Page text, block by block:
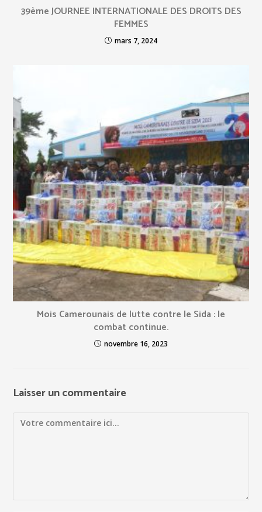
39ème JOURNEE INTERNATIONALE DES DROITS DES
FEMMES
mars 7, 2024
Mois Camerounais de lutte contre le Sida : le
combat continue.
novembre 16, 2023
Laisser un commentaire